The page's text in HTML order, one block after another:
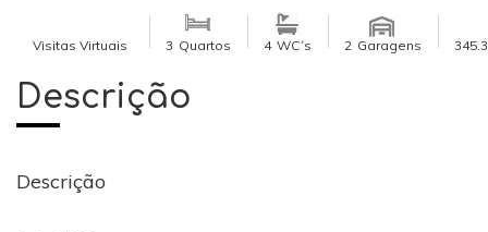
Visitas Virtuais 3 Quartos 4 WC´s 2 Garagens
Descrição
Descrição